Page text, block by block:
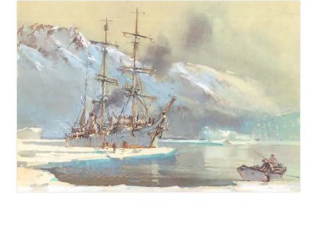
BIOGRAPHIE
CATALOGUE DES OEUVRES
CONTACT